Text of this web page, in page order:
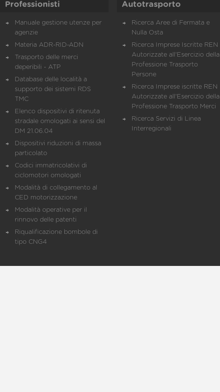
Professionisti
Manuale gestione utenze per
agenzie
Materia ADR-RID-ADN
Trasporto delle merci
deperibili - ATP
Database delle località a
supporto dei sistemi RDS
TMC
Elenco dispositivi di ritenuta
stradale omologati ai sensi del
DM 21.06.04
Dispositivi riduzioni di massa
particolato
Codici immatricolativi di
ciclomotori omologati
Modalità di collegamento al
CED motorizzazione
Modalità operative per il
rinnovo delle patenti
Riqualificazione bombole di
tipo CNG4
Autotrasporto
Ricerca Aree di Fermata e
Nulla Osta
Ricerca Imprese Iscritte REN
Autorizzate all'Esercizio della
Professione Trasporto
Persone
Ricerca Imprese iscritte REN
Autorizzate all'Esercizio della
Professione Trasporto Merci
Ricerca Servizi di Linea
Interregionali